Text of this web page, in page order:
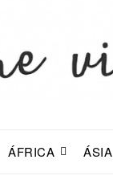
ÁFRICA ÁSIA